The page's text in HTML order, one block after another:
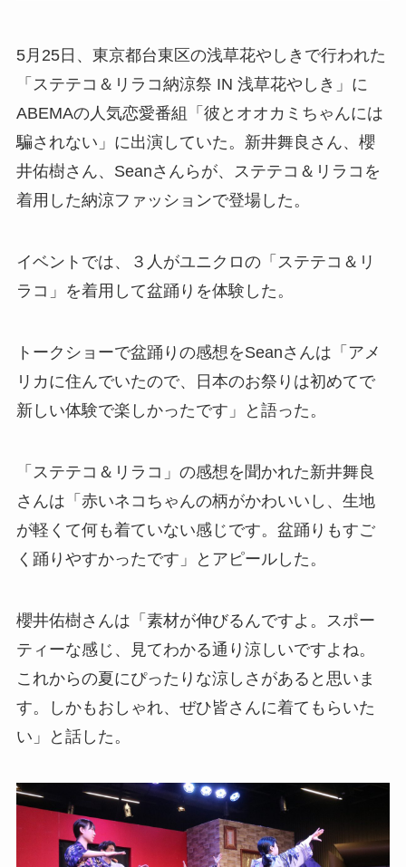
5月25日、東京都台東区の浅草花やしきで行われた
「ステテコ＆リラコ納涼祭 IN 浅草花やしき」に
ABEMAの人気恋愛番組「彼とオオカミちゃんには
騙されない」に出演していた。新井舞良さん、櫻
井佑樹さん、Seanさんらが、ステテコ＆リラコを
着用した納涼ファッションで登場した。
イベントでは、３人がユニクロの「ステテコ＆リ
ラコ」を着用して盆踊りを体験した。
トークショーで盆踊りの感想をSeanさんは「アメ
リカに住んでいたので、日本のお祭りは初めてで
新しい体験で楽しかったです」と語った。
「ステテコ＆リラコ」の感想を聞かれた新井舞良
さんは「赤いネコちゃんの柄がかわいいし、生地
が軽くて何も着ていない感じです。盆踊りもすご
く踊りやすかったです」とアピールした。
櫻井佑樹さんは「素材が伸びるんですよ。スポー
ティーな感じ、見てわかる通り涼しいですよね。
これからの夏にぴったりな涼しさがあると思いま
す。しかもおしゃれ、ぜひ皆さんに着てもらいた
い」と話した。